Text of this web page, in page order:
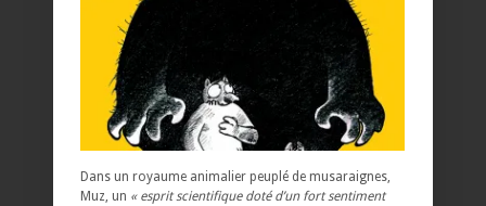
Dans un royaume animalier peuplé de musaraignes,
Muz, un « esprit scientifique doté d’un fort sentiment